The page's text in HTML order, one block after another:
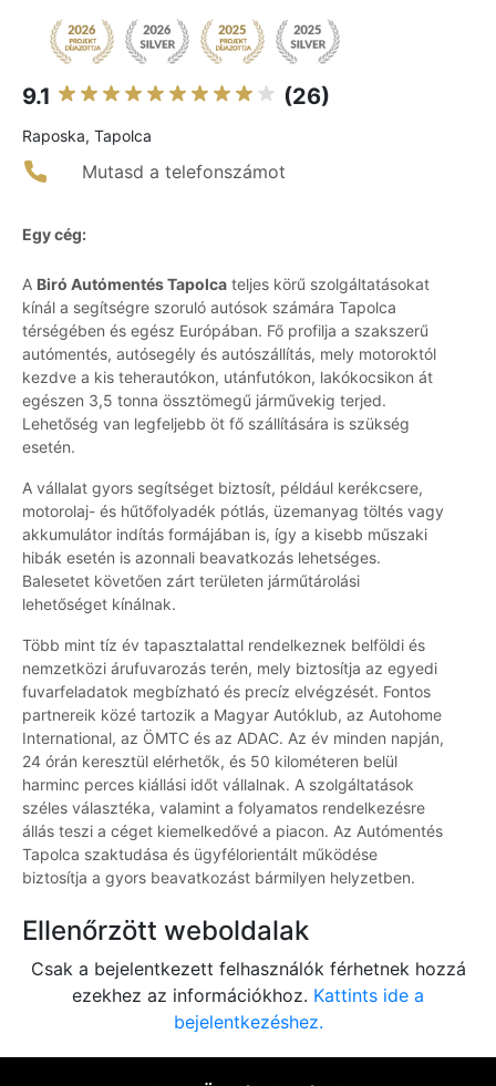
9.1 (26)
Raposka, Tapolca
Mutasd a telefonszámot
Egy cég:
A Biró Autómentés Tapolca teljes körű szolgáltatásokat
kínál a segítségre szoruló autósok számára Tapolca
térségében és egész Európában. Fő profilja a szakszerű
autómentés, autósegély és autószállítás, mely motoroktól
kezdve a kis teherautókon, utánfutókon, lakókocsikon át
egészen 3,5 tonna össztömegű járművekig terjed.
Lehetőség van legfeljebb öt fő szállítására is szükség
esetén.
A vállalat gyors segítséget biztosít, például kerékcsere,
motorolaj- és hűtőfolyadék pótlás, üzemanyag töltés vagy
akkumulátor indítás formájában is, így a kisebb műszaki
hibák esetén is azonnali beavatkozás lehetséges.
Balesetet követően zárt területen járműtárolási
lehetőséget kínálnak.
Több mint tíz év tapasztalattal rendelkeznek belföldi és
nemzetközi árufuvarozás terén, mely biztosítja az egyedi
fuvarfeladatok megbízható és precíz elvégzését. Fontos
partnereik közé tartozik a Magyar Autóklub, az Autohome
International, az ÖMTC és az ADAC. Az év minden napján,
24 órán keresztül elérhetők, és 50 kilométeren belül
harminc perces kiállási időt vállalnak. A szolgáltatások
széles választéka, valamint a folyamatos rendelkezésre
állás teszi a céget kiemelkedővé a piacon. Az Autómentés
Tapolca szaktudása és ügyfélorientált működése
biztosítja a gyors beavatkozást bármilyen helyzetben.
Ellenőrzött weboldalak
Csak a bejelentkezett felhasználók férhetnek hozzá
ezekhez az információkhoz. Kattints ide a
bejelentkezéshez.